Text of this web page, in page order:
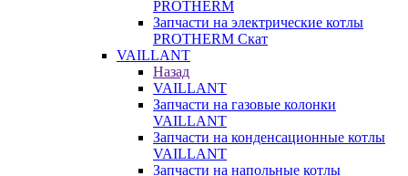
PROTHERM
Запчасти на электрические котлы
PROTHERM Скат
VAILLANT
Назад
VAILLANT
Запчасти на газовые колонки
VAILLANT
Запчасти на конденсационные котлы
VAILLANT
Запчасти на напольные котлы